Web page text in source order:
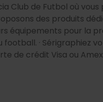
Club de Futbol où
des produits
équipements pour la
· Sérigraphiez
de crédit Visa ou Amex